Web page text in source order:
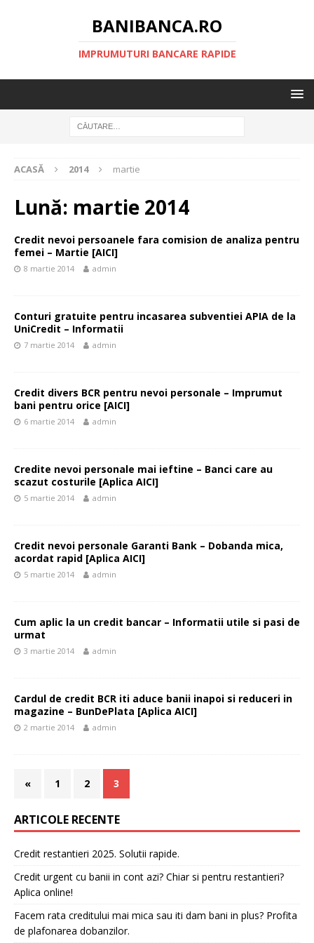
BANIBANCA.RO
IMPRUMUTURI BANCARE RAPIDE
ACASĂ 2014 martie
Lună: martie 2014
Credit nevoi persoanele fara comision de analiza pentru
femei – Martie [AICI]
8 martie 2014 admin
Conturi gratuite pentru incasarea subventiei APIA de la
UniCredit – Informatii
7 martie 2014 admin
Credit divers BCR pentru nevoi personale – Imprumut
bani pentru orice [AICI]
6 martie 2014 admin
Credite nevoi personale mai ieftine – Banci care au
scazut costurile [Aplica AICI]
5 martie 2014 admin
Credit nevoi personale Garanti Bank – Dobanda mica,
acordat rapid [Aplica AICI]
5 martie 2014 admin
Cum aplic la un credit bancar – Informatii utile si pasi de
urmat
3 martie 2014 admin
Cardul de credit BCR iti aduce banii inapoi si reduceri in
magazine – BunDePlata [Aplica AICI]
2 martie 2014 admin
« 1 2 3
ARTICOLE RECENTE
Credit restantieri 2025. Solutii rapide.
Credit urgent cu banii in cont azi? Chiar si pentru restantieri?
Aplica online!
Facem rata creditului mai mica sau iti dam bani in plus? Profita
de plafonarea dobanzilor.